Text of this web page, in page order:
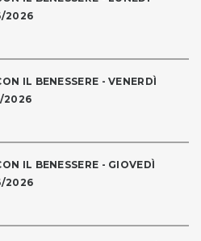
2026
IL BENESSERE - VENERDÌ
2026
IL BENESSERE - GIOVEDÌ
2026